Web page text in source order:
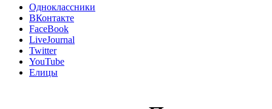
Одноклассники
ВКонтакте
FaceBook
LiveJournal
Twitter
YouTube
Елицы